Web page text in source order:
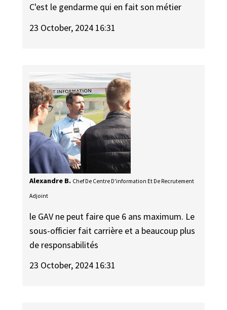
C'est le gendarme qui en fait son métier
23 October, 2024 16:31
Alexandre B. Chef De Centre D'information Et De Recrutement
Adjoint
le GAV ne peut faire que 6 ans maximum. Le
sous-officier fait carrière et a beaucoup plus
de responsabilités
23 October, 2024 16:31